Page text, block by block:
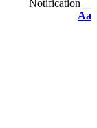
Notification
Font
Aa